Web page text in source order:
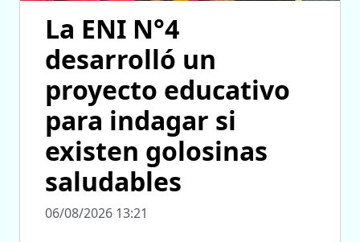
La ENI N°4
desarrolló un
proyecto educativo
para indagar si
existen golosinas
saludables
06/08/2026 13:21